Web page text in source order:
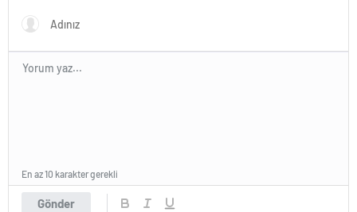
Gönder
En az 10 karakter gerekli